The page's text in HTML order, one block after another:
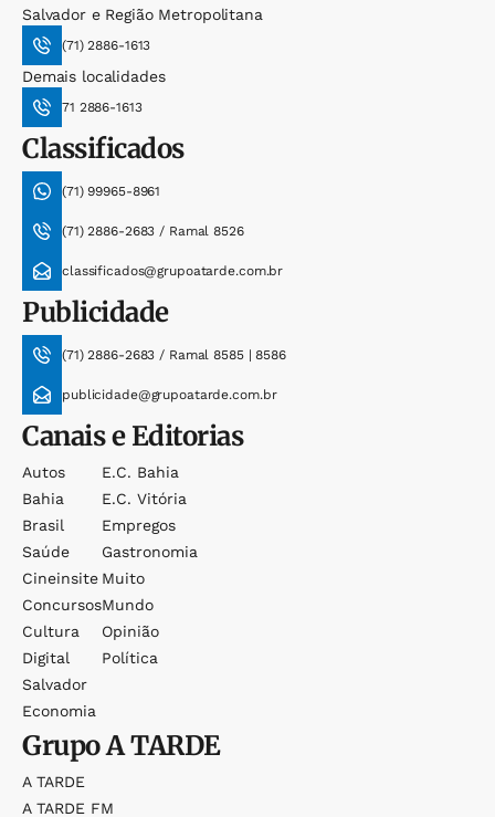
Salvador e Região Metropolitana
(71) 2886-1613
Demais localidades
71 2886-1613
Classificados
(71) 99965-8961
(71) 2886-2683 / Ramal 8526
classificados@grupoatarde.com.br
Publicidade
(71) 2886-2683 / Ramal 8585 | 8586
publicidade@grupoatarde.com.br
Canais e Editorias
Autos
Bahia
Brasil
Saúde
Cineinsite
Concursos
Cultura
Digital
Salvador
Economia
E.c. Bahia
E.c. Vitória
Empregos
Gastronomia
Muito
Mundo
Opinião
Política
GrupoA TARDE
A TARDE
A TARDE FM